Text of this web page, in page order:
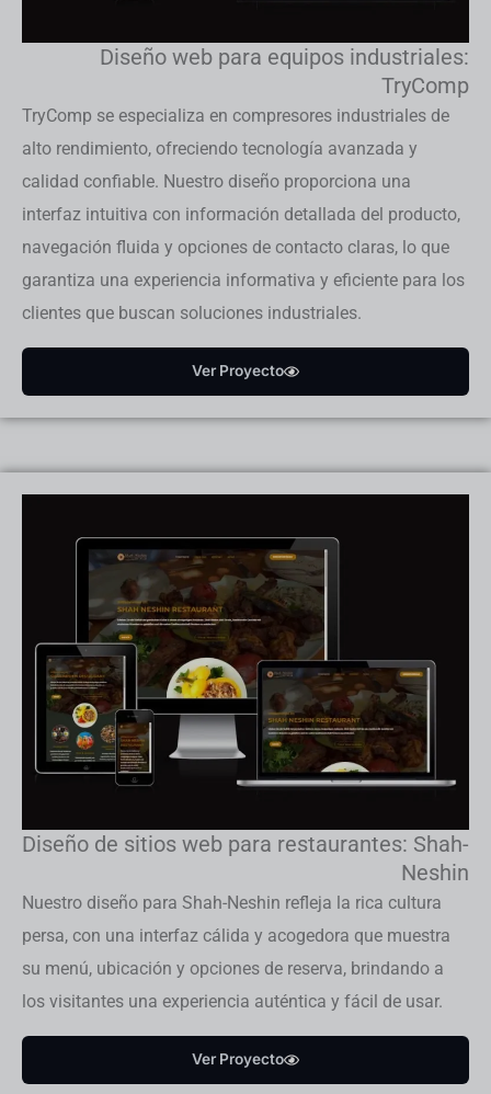
Diseño web para equipos industriales:
TryComp
TryComp se especializa en compresores industriales de
alto rendimiento, ofreciendo tecnología avanzada y
calidad confiable. Nuestro diseño proporciona una
interfaz intuitiva con información detallada del producto,
navegación fluida y opciones de contacto claras, lo que
garantiza una experiencia informativa y eficiente para los
clientes que buscan soluciones industriales.
Ver Proyecto
Diseño de sitios web para restaurantes: Shah-
Neshin
Nuestro diseño para Shah-Neshin refleja la rica cultura
persa, con una interfaz cálida y acogedora que muestra
su menú, ubicación y opciones de reserva, brindando a
los visitantes una experiencia auténtica y fácil de usar.
Ver Proyecto